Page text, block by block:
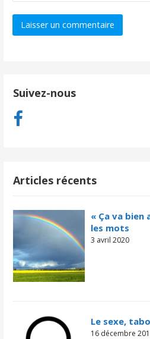
Suivez-nous
Articles récents
« Ça va bien
les mots
3 avril 2020
Le sexe,
16 décembre